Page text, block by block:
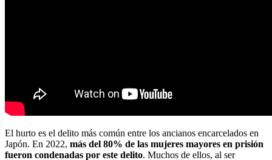
El hurto es el delito más común entre los ancianos encarcelados en
Japón. En 2022, más del 80% de las mujeres mayores en prisión
fueron condenadas por este delito. Muchos de ellos, al ser